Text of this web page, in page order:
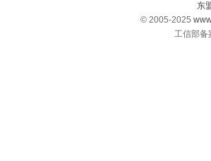
东
© 2005-2025
工信部备